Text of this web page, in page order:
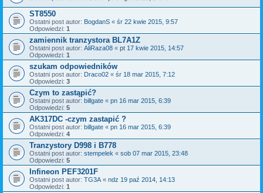
ST8550
Ostatni post autor: BogdanS « śr 22 kwie 2015, 9:57
Odpowiedzi: 1
zamiennik tranzystora BL7A1Z
Ostatni post autor: AliRaza08 « pt 17 kwie 2015, 14:57
Odpowiedzi: 1
szukam odpowiedników
Ostatni post autor: Draco02 « śr 18 mar 2015, 7:12
Odpowiedzi: 3
Czym to zastąpić?
Ostatni post autor: billgate « pn 16 mar 2015, 6:39
Odpowiedzi: 5
AK317DC -czym zastapić ?
Ostatni post autor: billgate « pn 16 mar 2015, 6:39
Odpowiedzi: 4
Tranzystory D998 i B778
Ostatni post autor: stempelek « sob 07 mar 2015, 23:48
Odpowiedzi: 5
Infineon PEF3201F
Ostatni post autor: TG3A « ndz 19 paź 2014, 14:13
Odpowiedzi: 1